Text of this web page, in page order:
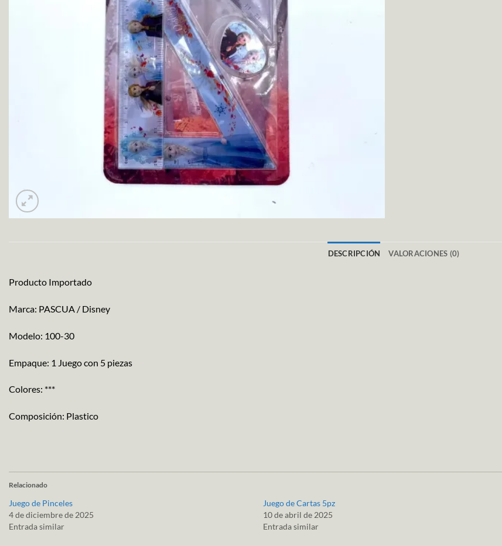
DESCRIPCIÓN VALORACIONES (0)
Producto Importado
Marca: PASCUA / Disney
Modelo: 100-30
Empaque: 1 Juego con 5 piezas
Colores: ***
Composición: Plastico
Relacionado
Juego de Pinceles
4 de diciembre de 2025
Entrada similar
Juego de Cartas 5pz
10 de abril de 2025
Entrada similar